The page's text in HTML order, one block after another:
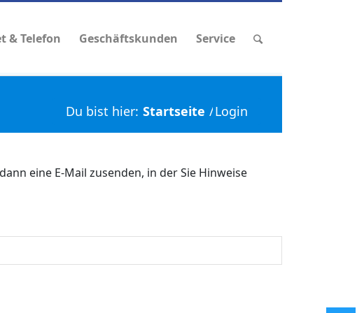
& Telefon Geschäftskunden Service
Du bist hier: Startseite /Login
eine E-Mail zusenden, in der Sie Hinweise